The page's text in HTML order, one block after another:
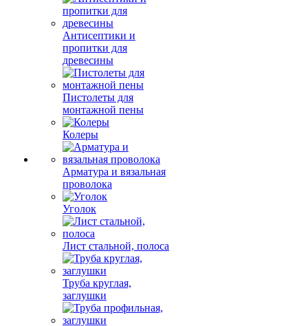
Антисептики и
пропитки для
древесины
Пистолеты для
монтажной пены
Колеры
Арматура и вязальная
проволока
Уголок
Лист стальной, полоса
Труба круглая,
заглушки